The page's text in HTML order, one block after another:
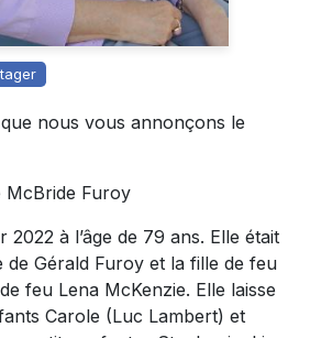
nous vous annonçons le
McBride Furoy
2022 à l’âge de 79 ans. Elle était
de Gérald Furoy et la fille de feu
feu Lena McKenzie. Elle laisse
Carole (Luc Lambert) et